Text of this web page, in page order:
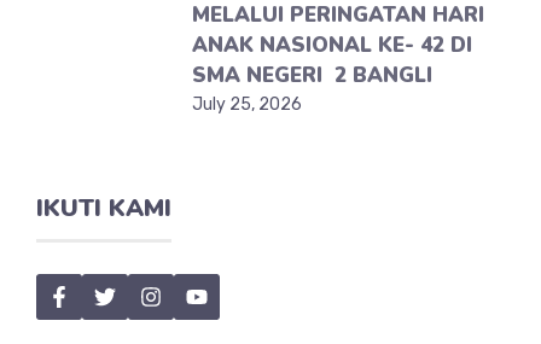
MELALUI PERINGATAN HARI
ANAK NASIONAL KE- 42 DI
SMA NEGERI 2 BANGLI
July 25, 2026
IKUTI KAMI